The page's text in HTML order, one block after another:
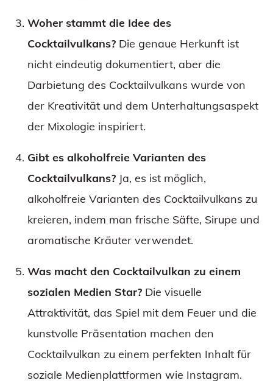
Woher stammt die Idee des
Cocktailvulkans? Die genaue Herkunft ist
nicht eindeutig dokumentiert, aber die
Darbietung des Cocktailvulkans wurde von
der Kreativität und dem Unterhaltungsaspekt
der Mixologie inspiriert.
Gibt es alkoholfreie Varianten des
Cocktailvulkans? Ja, es ist möglich,
alkoholfreie Varianten des Cocktailvulkans zu
kreieren, indem man frische Säfte, Sirupe und
aromatische Kräuter verwendet.
Was macht den Cocktailvulkan zu einem
sozialen Medien Star? Die visuelle
Attraktivität, das Spiel mit dem Feuer und die
kunstvolle Präsentation machen den
Cocktailvulkan zu einem perfekten Inhalt für
soziale Medienplattformen wie Instagram.